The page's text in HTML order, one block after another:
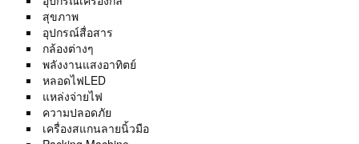
สุขภาพ
อุปกรณ์สื่อสาร
กล้องต่างๆ
พลังงานแสงอาทิตย์
หลอดไฟLED
แหล่งจ่ายไฟ
ความปลอดภัย
เครื่องสแกนลายนิ้วมือ